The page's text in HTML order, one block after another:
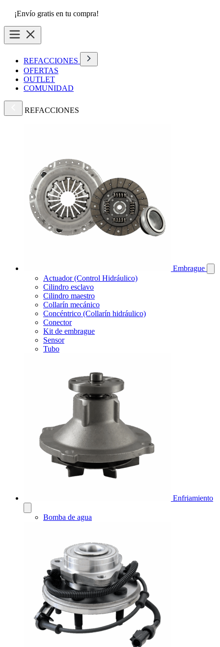
¡Envío gratis en tu compra!
REFACCIONES
OFERTAS
OUTLET
COMUNIDAD
REFACCIONES
Embrague
Actuador (Control Hidráulico)
Cilindro esclavo
Cilindro maestro
Collarín mecánico
Concéntrico (Collarín hidráulico)
Conector
Kit de embrague
Sensor
Tubo
Enfriamiento
Bomba de agua